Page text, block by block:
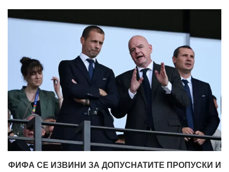
ФИФА СЕ ИЗВИНИ ЗА ДОПУСНАТИТЕ ПРОПУСКИ И